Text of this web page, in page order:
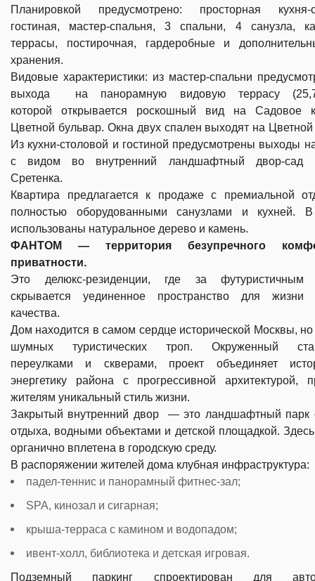
Планировкой предусмотрено: просторная кухня-
гостиная, мастер-спальня, 3 спальни, 4 санузла,
террасы, постирочная, гардеробные и
хранения.
Видовые характеристики: из мастер-спальни
выхода на панорамную видовую террасу
которой открывается роскошный вид на Садовое
Цветной бульвар. Окна двух спален выходят на
Из кухни-столовой и гостиной предусмотрены выходы
с видом во внутренний ландшафтный двор-сад
Сретенка.
Квартира предлагается к продаже с премиальной
полностью оборудованными санузлами и кухней. В
использованы натуральное дерево и камень.
ФАНТОМ — территория безупречного
приватности.
Это делюкс-резиденции, где за футуристичным
скрывается уединенное пространство для жизни
качества.
Дом находится в самом сердце исторической Москвы, но
шумных туристических троп. Окруженный
переулками и скверами, проект объединяет
энергетику района с прогрессивной архитектурой,
жителям уникальный стиль жизни.
Закрытый внутренний двор — это ландшафтный парк
отдыха, водными объектами и детской площадкой.
органично вплетена в городскую среду.
В распоряжении жителей дома клубная инфраструктура:
падел-теннис и панорамный фитнес-зал;
SPA, кинозал и сигарная;
крыша-терраса с камином и водопадом;
ивент-холл, библиотека и детская игровая.
Подземный паркинг спроектирован для